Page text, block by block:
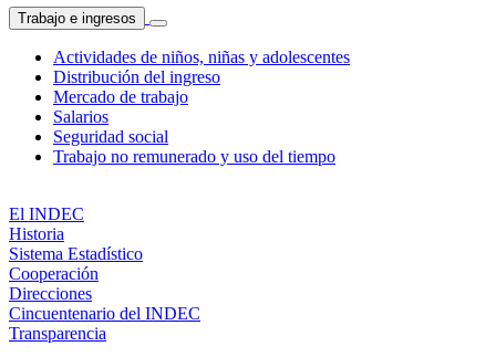
Trabajo e ingresos
Actividades de niños, niñas y adolescentes
Distribución del ingreso
Mercado de trabajo
Salarios
Seguridad social
Trabajo no remunerado y uso del tiempo
El INDEC
Historia
Sistema Estadístico
Cooperación
Direcciones
Cincuentenario del INDEC
Transparencia